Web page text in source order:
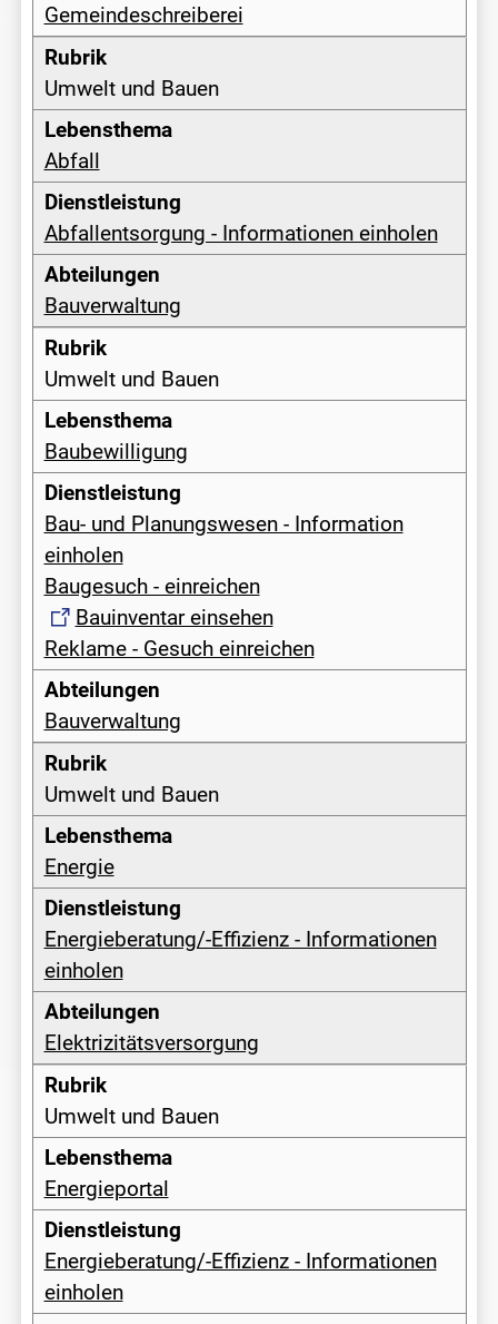
Gemeindeschreiberei
Umwelt und Bauen
Abfall
Abfallentsorgung - Informationen einholen
Bauverwaltung
Umwelt und Bauen
Baubewilligung
Bau- und Planungswesen - Information
einholen
Baugesuch - einreichen
Bauinventar einsehen
Reklame - Gesuch einreichen
Bauverwaltung
Umwelt und Bauen
Energie
Energieberatung/-Effizienz - Informationen
einholen
Elektrizitätsversorgung
Umwelt und Bauen
Energieportal
Energieberatung/-Effizienz - Informationen
einholen